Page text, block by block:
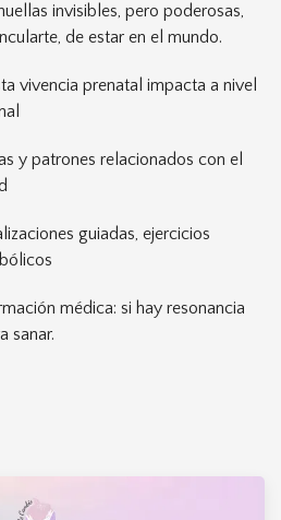
invisibles, pero poderosas,
de estar en el mundo.
vivencia prenatal impacta a nivel
y patrones relacionados con el
guiadas, ejercicios
médica: si hay resonancia
sanar.